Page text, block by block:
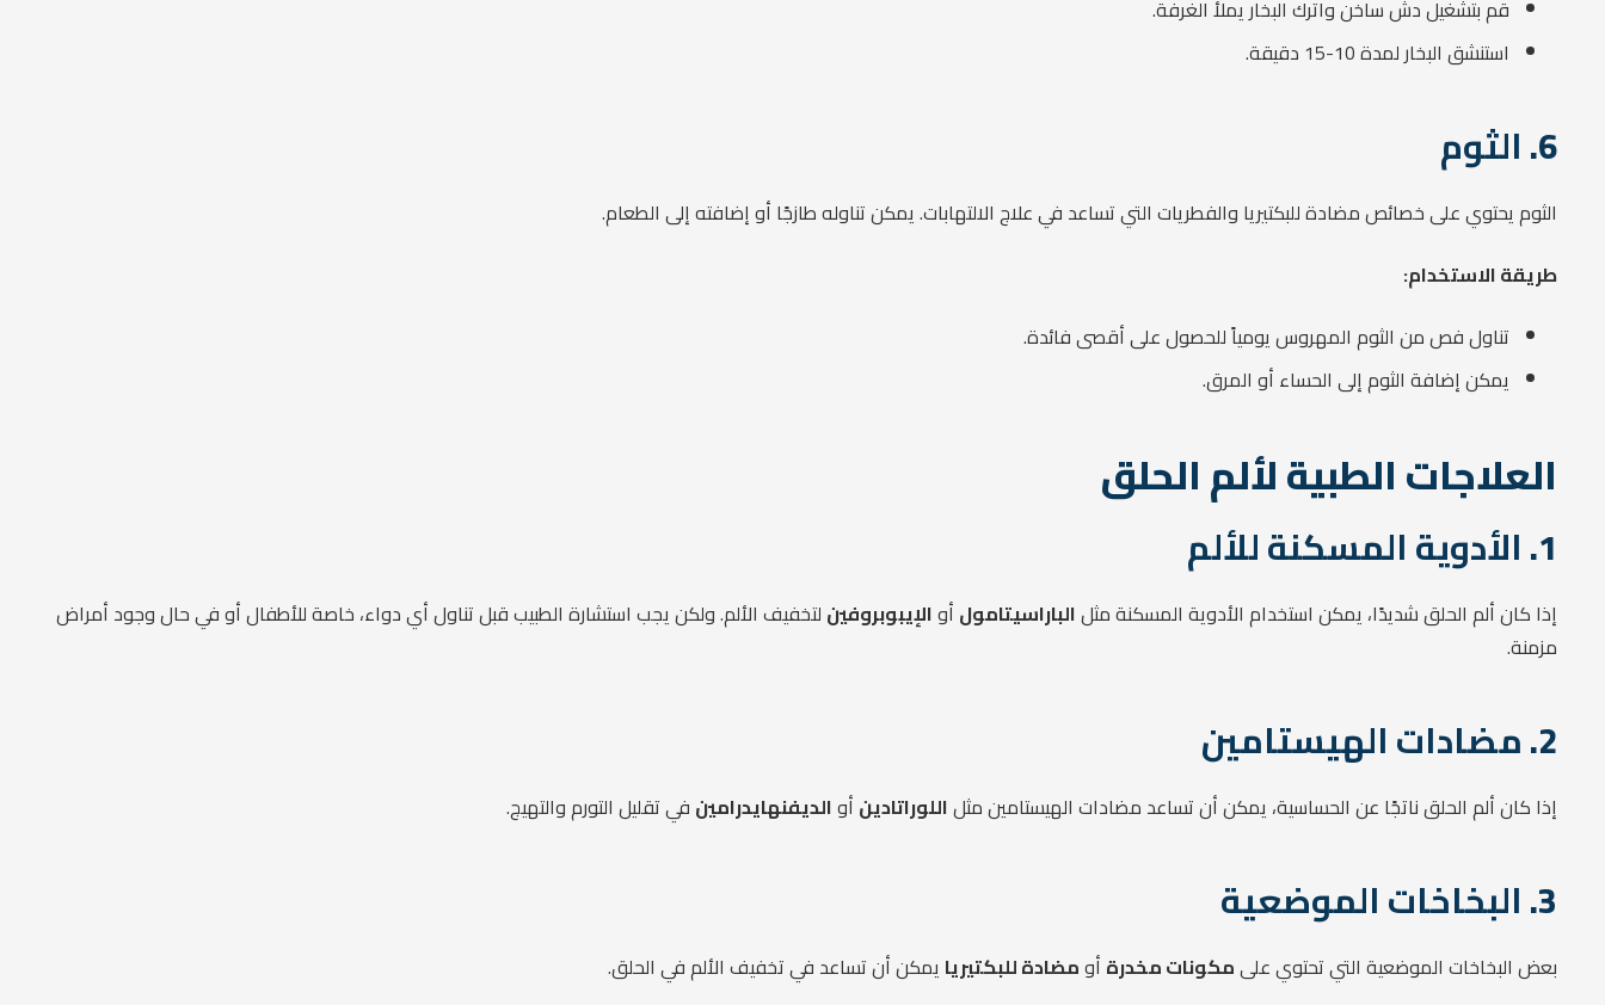
قم بتشغيل دش ساخن واترك البخار يملأ الغرفة.
استنشق البخار لمدة 10-15 دقيقة.
6. الثوم
الثوم يحتوي على خصائص مضادة للبكتيريا والفطريات التي تساعد في علاج الالتهابات. يمكن تناوله طازجًا أو إضافته إلى الطعام.
طريقة الاستخدام:
تناول فص من الثوم المهروس يومياً للحصول على أقصى فائدة.
يمكن إضافة الثوم إلى الحساء أو المرق.
العلاجات الطبية لألم الحلق
1. الأدوية المسكنة للألم
إذا كان ألم الحلق شديدًا، يمكن استخدام الأدوية المسكنة مثلالباراسيتامول أوالإيبوبروفين لتخفيف الألم. ولكن يجب استشارة الطبيب قبل تناول أي دواء، خاصة للأطفال أو في حال وجود أمراض
مزمنة.
2. مضادات الهيستامين
إذا كان ألم الحلق ناتجًا عن الحساسية، يمكن أن تساعد مضادات الهيستامين مثلاللوراتادين أوالديفنهايدرامين في تقليل التورم والتهيج.
3. البخاخات الموضعية
بعض البخاخات الموضعية التي تحتوي علىمكونات مخدرة أومضادة للبكتيريا يمكن أن تساعد في تخفيف الألم في الحلق.